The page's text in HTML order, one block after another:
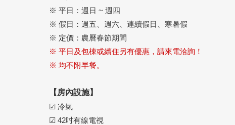
※ 平日：週日 ~ 週四
※ 假日：週五、週六、連續假日、寒暑假
※ 定價：農曆春節期間
※ 平日及包棟或續住另有優惠，請來電洽詢！
※ 均不附早餐。
【房內設施】
☑ 冷氣
☑ 42吋有線電視